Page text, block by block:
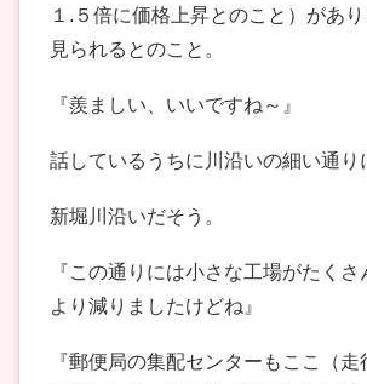
１.５倍に価格上昇とのこと）があ
見られるとのこと。
『羨ましい、いいですね～』
話しているうちに川沿いの細い通り
新堀川沿いだそう。
『この通りには小さな工場がたく
より減りましたけどね』
『郵便局の集配センターもここ（走